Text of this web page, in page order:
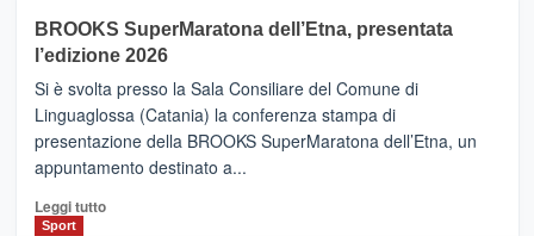
con
la
Al
via
i
collegamenti
BROOKS SuperMaratona dell’Etna, presentata
l’edizione 2026
Si è svolta presso la Sala Consiliare del Comune di
Linguaglossa (Catania) la conferenza stampa di
presentazione della BROOKS SuperMaratona dell’Etna, un
appuntamento destinato a...
Leggi tuttoLeggi
Sport